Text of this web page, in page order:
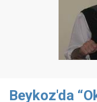
Beykoz'da